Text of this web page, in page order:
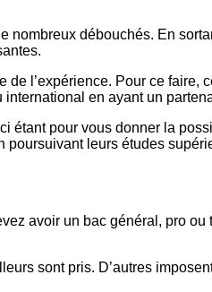
nombreux débouchés. En
de l’expérience. Pour ce faire,
en ayant un
étant pour vous donner la
poursuivant leurs études
avoir un bac général, pro
sont pris. D’autres